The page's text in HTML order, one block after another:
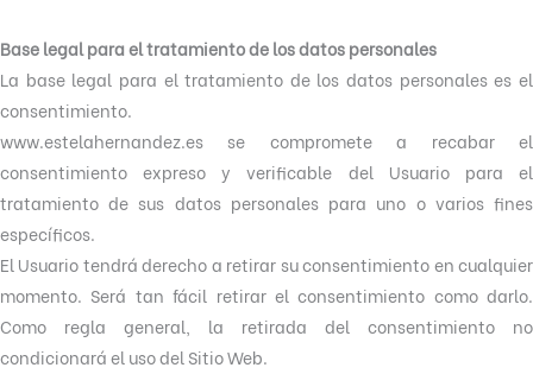
Base legal para el tratamiento de los datos personales
La base legal para el tratamiento de los datos personales es el
consentimiento.
www.estelahernandez.es se compromete a recabar el
consentimiento expreso y verificable del Usuario para el
tratamiento de sus datos personales para uno o varios fines
específicos.
El Usuario tendrá derecho a retirar su consentimiento en cualquier
momento. Será tan fácil retirar el consentimiento como darlo.
Como regla general, la retirada del consentimiento no
condicionará el uso del Sitio Web.